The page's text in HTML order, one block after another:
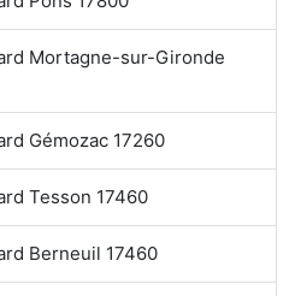
Mortagne-sur-Gironde
Gémozac 17260
Tesson 17460
Berneuil 17460